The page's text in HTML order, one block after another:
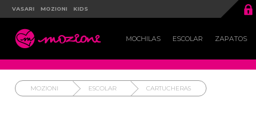
VASARI MOZIONI KIDS 
 MOCHILAS ESCOLAR ZAPATOS
MOZIONI ESCOLAR CARTUCHERAS